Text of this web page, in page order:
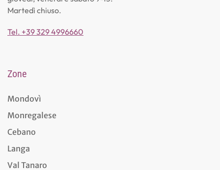
Martedì chiuso.
Tel. +39 329 4996660
Zone
Mondovì
Monregalese
Cebano
Langa
Val Tanaro